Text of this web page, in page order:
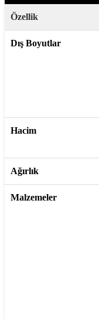
Özellik
Dış Boyutlar
Hacim
Ağırlık
Malzemeler